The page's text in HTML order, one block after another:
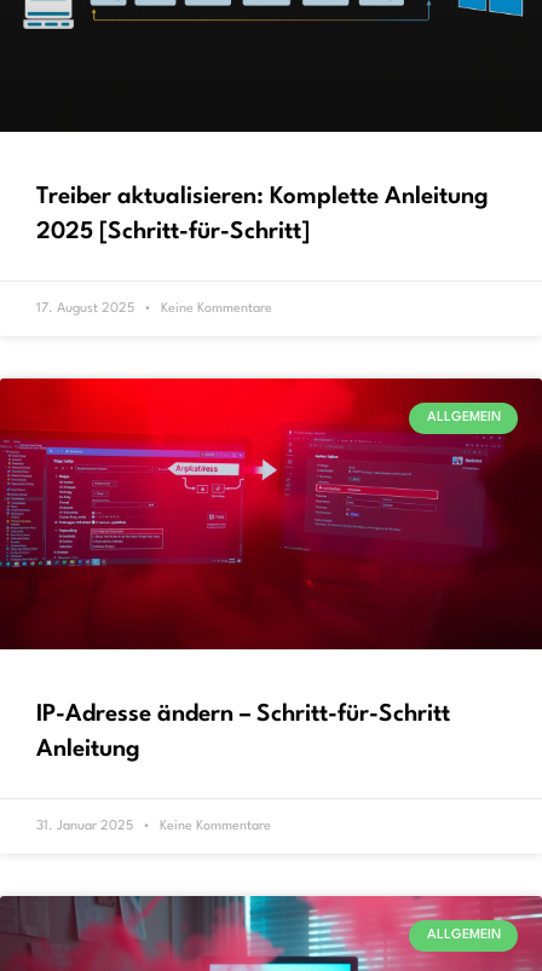
Treiber aktualisieren: Komplette Anleitung
2025 [Schritt-für-Schritt]
17. August 2025 Keine Kommentare
ALLGEMEIN
IP-Adresse ändern – Schritt-für-Schritt
Anleitung
31. Januar 2025 Keine Kommentare
ALLGEMEIN